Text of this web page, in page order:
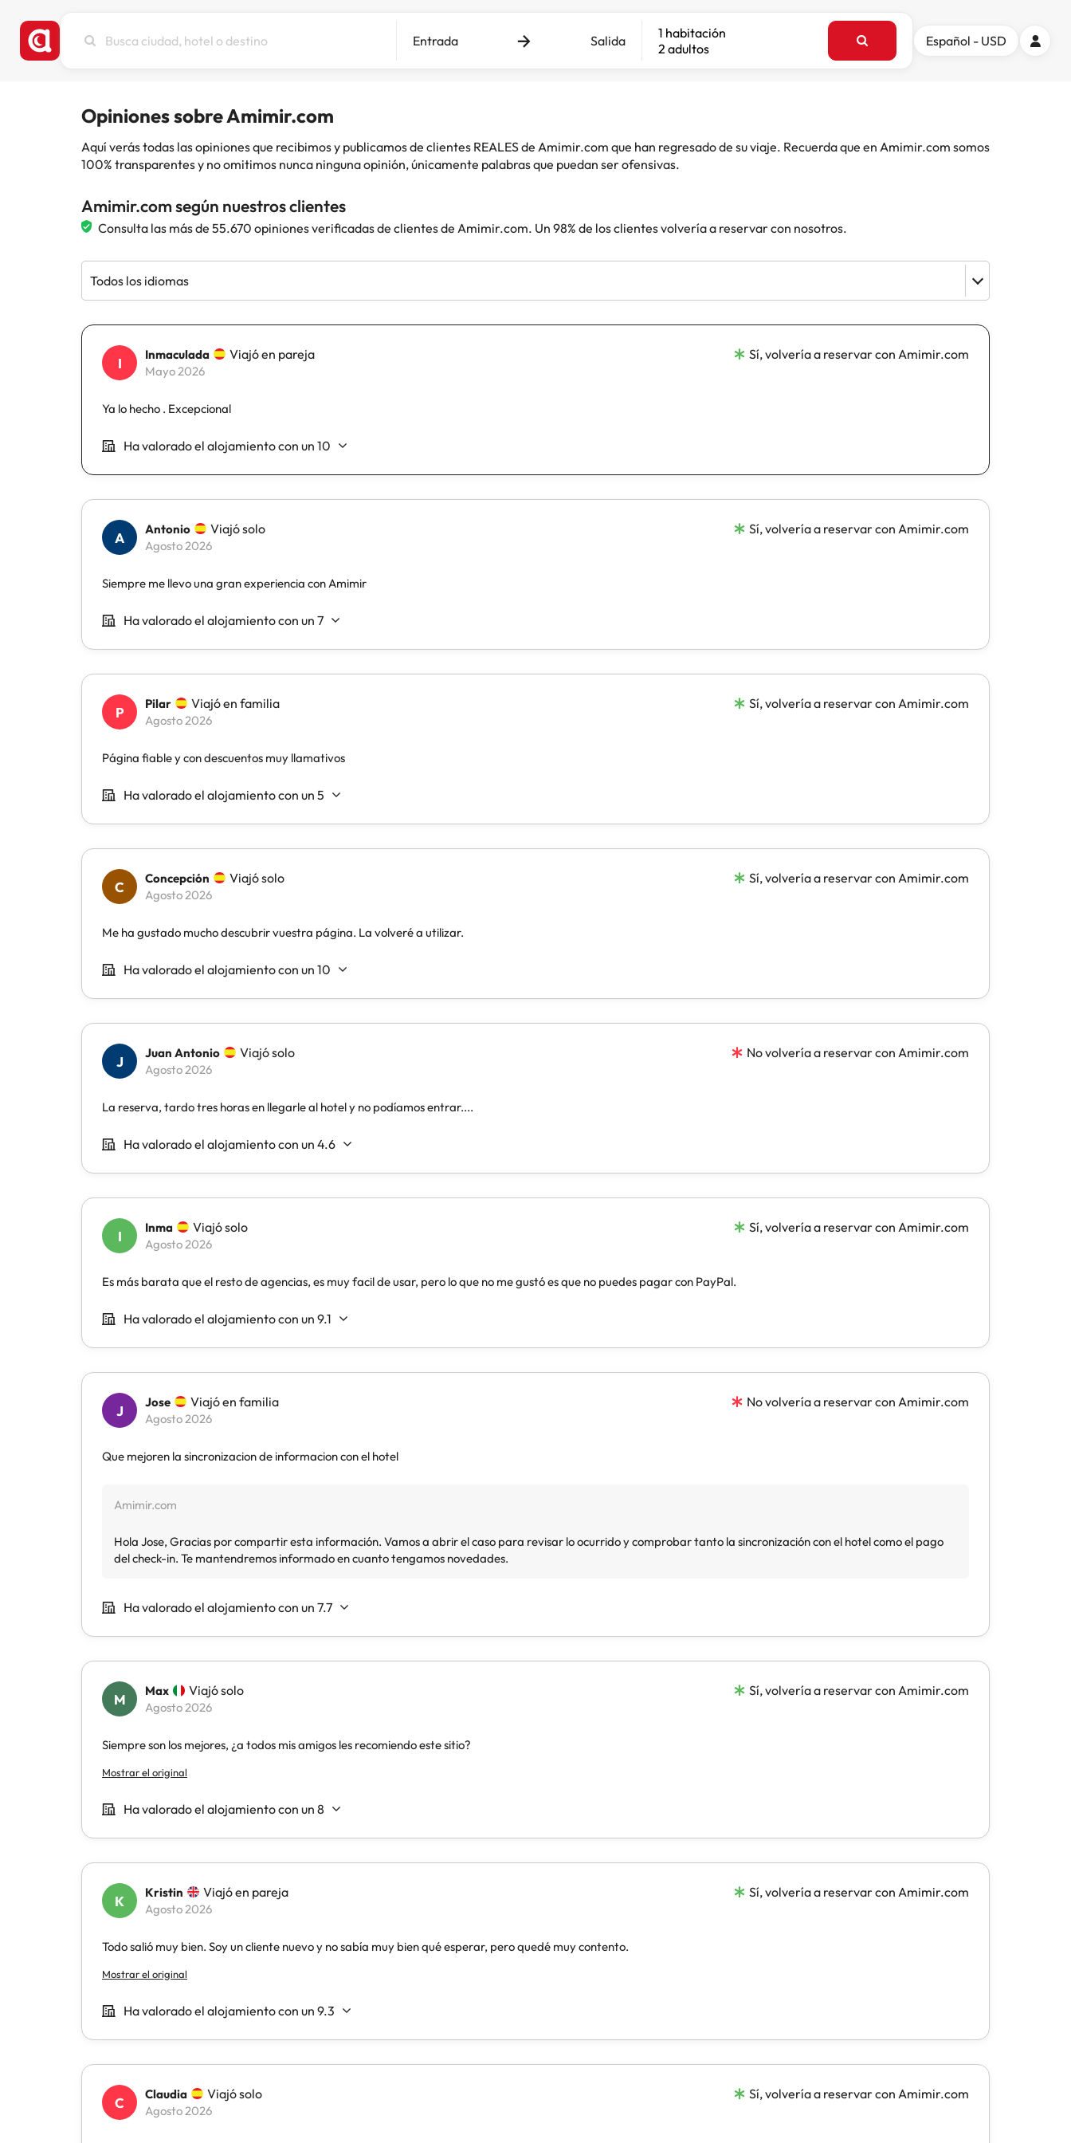
ciudad,
Entrada Salida
1 habitación
2 adultos
Español - USD
Opiniones sobre Amimir.com
Aquí verás todas las opiniones que recibimos y publicamos de clientes REALES de Amimir.com que han regresado de su viaje. Recuerda que en Amimir.com somos
100% transparentes y no omitimos nunca ninguna opinión, únicamente palabras que puedan ser ofensivas.
Amimir.com según nuestros clientes
Consulta las más de 55.670 opiniones verificadas de clientes de Amimir.com. Un 98% de los clientes volvería a reservar con nosotros.